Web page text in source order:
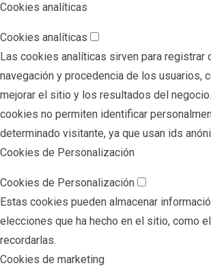
Cookies analíticas
Cookies analíticas
Las cookies analíticas sirven para registrar
navegación y procedencia de los usuarios,
mejorar el sitio y los resultados del
cookies no permiten identificar
determinado visitante, ya que usan ids
Cookies de Personalización
Cookies de Personalización
Estas cookies pueden almacenar
elecciones que ha hecho en el sitio, como
recordarlas.
Cookies de marketing